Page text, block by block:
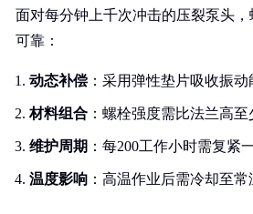
面对每分钟上千次冲击的压裂泵头
可靠：
动态补偿 ：采用弹性垫片吸收振动
材料组合 ：螺栓强度需比法兰高至
维护周期 ：每200工作小时需复紧
温度影响 ：高温作业后需冷却至